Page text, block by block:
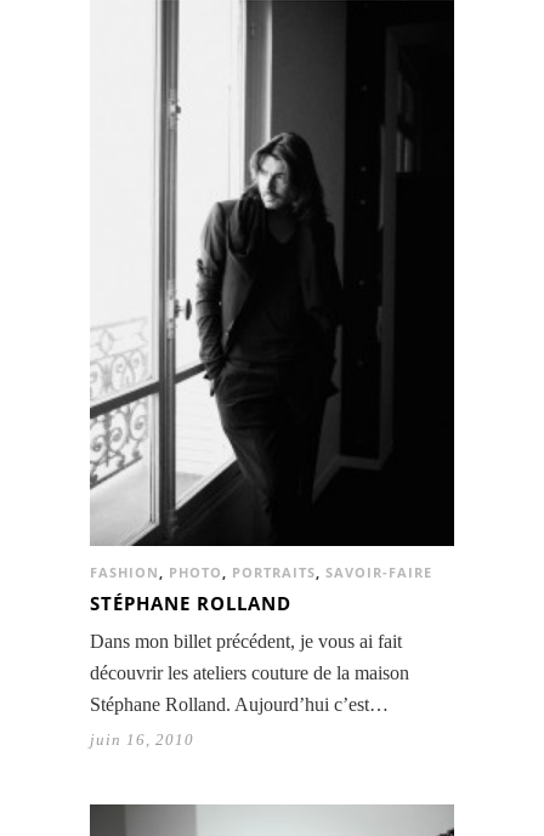
FASHION PHOTO PORTRAITS SAVOIR-FAIRE
STÉPHANE ROLLAND
Dans mon billet précédent, je vous ai fait
découvrir les ateliers couture de la maison
Stéphane Rolland. Aujourd’hui c’est…
juin 16, 2010